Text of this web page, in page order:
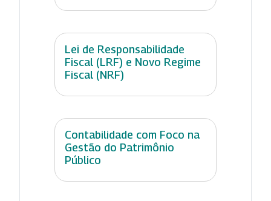
Lei de Responsabilidade
Fiscal (LRF) e Novo Regime
Fiscal (NRF)
Contabilidade com Foco na
Gestão do Patrimônio
Público